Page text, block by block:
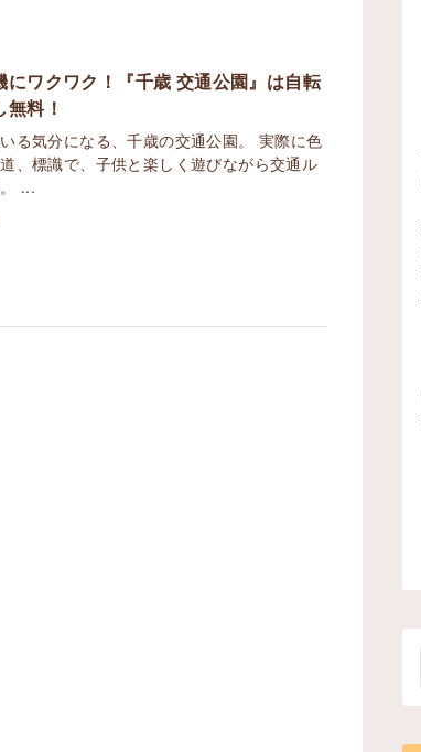
ワクワク！『千歳 交通公園』は自転
料！
る気分になる、千歳の交通公園。 実際に色
、標識で、子供と楽しく遊びながら交通ル
...